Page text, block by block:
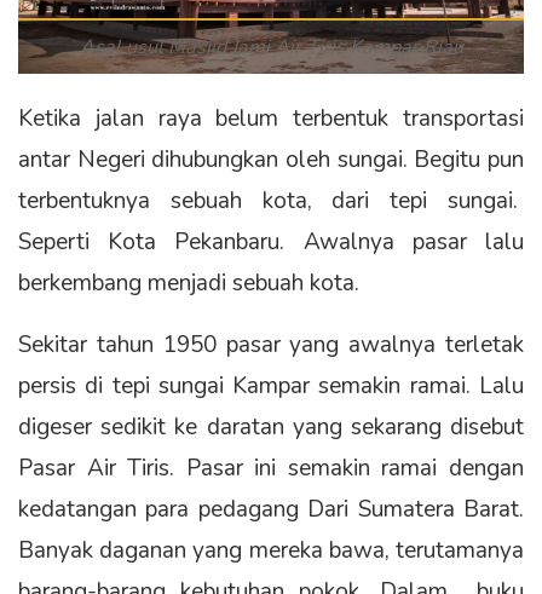
Asal usul Masjid Jami Air Tiris Kampar Riau
Ketika jalan raya belum terbentuk transportasi
antar Negeri dihubungkan oleh sungai. Begitu pun
terbentuknya sebuah kota, dari tepi sungai.
Seperti Kota Pekanbaru. Awalnya pasar lalu
berkembang menjadi sebuah kota.
Sekitar tahun 1950 pasar yang awalnya terletak
persis di tepi sungai Kampar semakin ramai. Lalu
digeser sedikit ke daratan yang sekarang disebut
Pasar Air Tiris. Pasar ini semakin ramai dengan
kedatangan para pedagang Dari Sumatera Barat.
Banyak daganan yang mereka bawa, terutamanya